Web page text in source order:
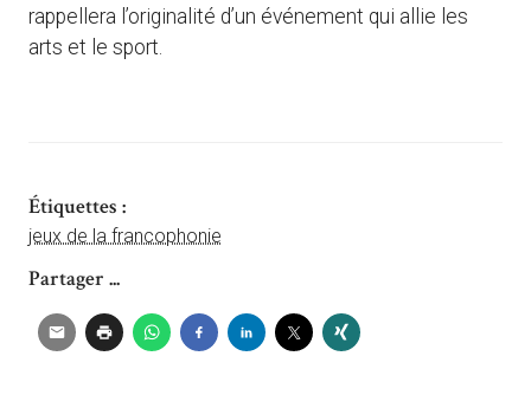
rappellera l’originalité d’un événement qui allie les
arts et le sport.
Étiquettes :
jeux de la francophonie
Partager ...